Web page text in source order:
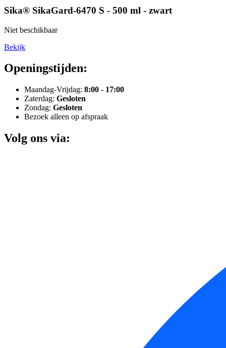
Sika® SikaGard-6470 S - 500 ml - zwart
Niet beschikbaar
Bekijk
Openingstijden:
Maandag-Vrijdag: 8:00 - 17:00
Zaterdag: Gesloten
Zondag: Gesloten
Bezoek alleen op afspraak
Volg ons via: